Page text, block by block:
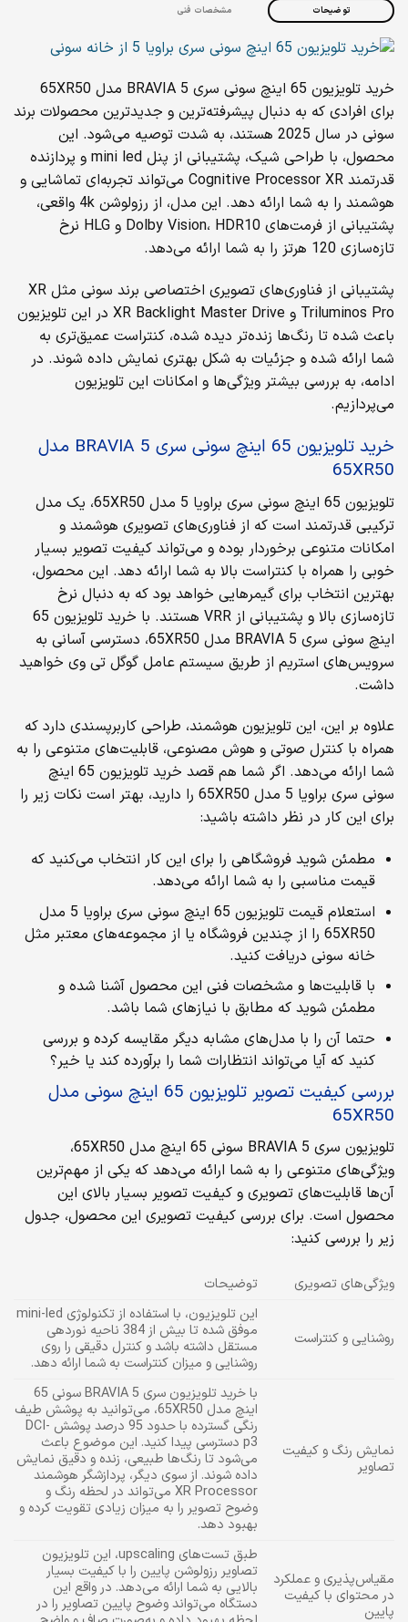
توضیحات مشخصات فنی
خرید تلویزیون 65 اینچ سونی سری BRAVIA 5 مدل 65XR50
برای افرادی که به دنبال پیشرفته‌ترین و جدیدترین محصولات برند
سونی در سال 2025 هستند، به شدت توصیه می‌شود. این
محصول، با طراحی شیک، پشتیبانی از پنل mini led و پردازنده
قدرتمند Cognitive Processor XR می‌تواند تجربه‌ای تماشایی و
هوشمند را به شما ارائه دهد. این مدل، از رزولوشن 4k واقعی،
پشتیبانی از فرمت‌های Dolby Vision، HDR10 و HLG نرخ
تازه‌سازی 120 هرتز را به شما ارائه می‌دهد.
پشتیبانی از فناوری‌های تصویری اختصاصی برند سونی مثل XR
Triluminos Pro و XR Backlight Master Drive در این تلویزیون
باعث شده تا رنگ‌ها زنده‌تر دیده شده، کنتراست عمیق‌تری به
شما ارائه شده و جزئیات به شکل بهتری نمایش داده شوند. در
ادامه، به بررسی بیشتر ویژگی‌ها و امکانات این تلویزیون
می‌پردازیم.
خرید تلویزیون 65 اینچ سونی سری BRAVIA 5 مدل
65XR50
تلویزیون 65 اینچ سونی سری براویا 5 مدل 65XR50، یک مدل
ترکیبی قدرتمند است که از فناوری‌های تصویری هوشمند و
امکانات متنوعی برخوردار بوده و می‌تواند کیفیت تصویر بسیار
خوبی را همراه با کنتراست بالا به شما ارائه دهد. این محصول،
بهترین انتخاب برای گیمرهایی خواهد بود که به دنبال نرخ
تازه‌سازی بالا و پشتیبانی از VRR هستند. با خرید تلویزیون 65
اینچ سونی سری BRAVIA 5 مدل 65XR50، دسترسی آسانی به
سرویس‌های استریم از طریق سیستم عامل گوگل تی وی خواهید
داشت.
علاوه بر این، این تلویزیون هوشمند، طراحی کاربرپسندی دارد که
همراه با کنترل صوتی و هوش مصنوعی، قابلیت‌های متنوعی را به
شما ارائه می‌دهد. اگر شما هم قصد خرید تلویزیون 65 اینچ
سونی سری براویا 5 مدل 65XR50 را دارید، بهتر است نکات زیر را
برای این کار در نظر داشته باشید:
مطمئن شوید فروشگاهی را برای این کار انتخاب می‌کنید که
قیمت مناسبی را به شما ارائه می‌دهد.
استعلام قیمت تلویزیون 65 اینچ سونی سری براویا 5 مدل
65XR50 را از چندین فروشگاه یا از مجموعه‌های معتبر مثل
خانه سونی دریافت کنید.
با قابلیت‌ها و مشخصات فنی این محصول آشنا شده و
مطمئن شوید که مطابق با نیازهای شما باشد.
حتما آن را با مدل‌های مشابه دیگر مقایسه کرده و بررسی
کنید که آیا می‌تواند انتظارات شما را برآورده کند یا خیر؟
بررسی کیفیت تصویر تلویزیون 65 اینچ سونی مدل
65XR50
تلویزیون سری BRAVIA 5 سونی 65 اینچ مدل 65XR50،
ویژگی‌های متنوعی را به شما ارائه می‌دهد که یکی از مهم‌ترین
آن‌ها قابلیت‌های تصویری و کیفیت تصویر بسیار بالای این
محصول است. برای بررسی کیفیت تصویری این محصول، جدول
زیر را بررسی کنید:
ویژگی‌های تصویری توضیحات
روشنایی و کنتراست
این تلویزیون، با استفاده از تکنولوژی mini-led
موفق شده تا بیش از 384 ناحیه نوردهی
مستقل داشته باشد و کنترل دقیقی را روی
روشنایی و میزان کنتراست به شما ارائه دهد.
نمایش رنگ و کیفیت
تصاویر
با خرید تلویزیون سری BRAVIA 5 سونی 65
اینچ مدل 65XR50، می‌توانید به پوشش طیف
رنگی گسترده با حدود 95 درصد پوشش DCI-
p3 دسترسی پیدا کنید. این موضوع باعث
می‌شود تا رنگ‌ها طبیعی، زنده و دقیق نمایش
داده شوند. از سوی دیگر، پردازشگر هوشمند
XR Processor می‌تواند در لحظه رنگ و
وضوح تصویر را به میزان زیادی تقویت کرده و
بهبود دهد.
مقیاس‌پذیری و عملکرد
در محتوای با کیفیت
پایین
طبق تست‌های upscaling، این تلویزیون
تصاویر رزولوشن پایین را با کیفیت بسیار
بالایی به شما ارائه می‌دهد. در واقع این
دستگاه می‌تواند وضوح پایین تصاویر را در